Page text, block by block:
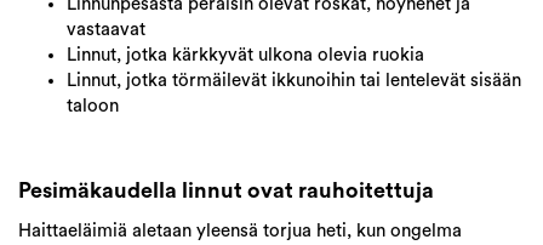
Linnunpesästä peräisin olevat roskat, höyhenet ja
vastaavat
Linnut, jotka kärkkyvät ulkona olevia ruokia
Linnut, jotka törmäilevät ikkunoihin tai lentelevät sisään
taloon
Pesimäkaudella linnut ovat rauhoitettuja
Haittaeläimiä aletaan yleensä torjua heti, kun ongelma